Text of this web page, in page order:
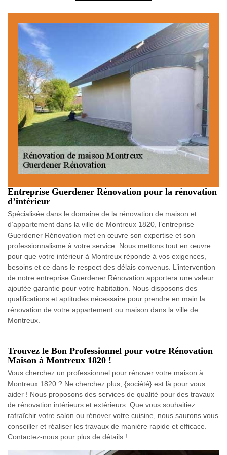
Entreprise Guerdener Rénovation pour la rénovation
d’intérieur
Spécialisée dans le domaine de la rénovation de maison et
d’appartement dans la ville de Montreux 1820, l’entreprise
Guerdener Rénovation met en œuvre son expertise et son
professionnalisme à votre service. Nous mettons tout en œuvre
pour que votre intérieur à Montreux réponde à vos exigences,
besoins et ce dans le respect des délais convenus. L’intervention
de notre entreprise Guerdener Rénovation apportera une valeur
ajoutée garantie pour votre habitation. Nous disposons des
qualifications et aptitudes nécessaire pour prendre en main la
rénovation de votre appartement ou maison dans la ville de
Montreux.
Trouvez le Bon Professionnel pour votre Rénovation
Maison à Montreux 1820 !
Vous cherchez un professionnel pour rénover votre maison à
Montreux 1820 ? Ne cherchez plus, {société} est là pour vous
aider ! Nous proposons des services de qualité pour des travaux
de rénovation intérieurs et extérieurs. Que vous souhaitiez
rafraîchir votre salon ou rénover votre cuisine, nous saurons vous
conseiller et réaliser les travaux de manière rapide et efficace.
Contactez-nous pour plus de détails !